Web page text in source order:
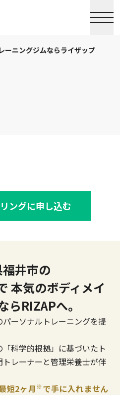
ーニングジムならライザップ
ングに申し込む
井市の
本気のボディメイ
らRIZAPへ。
ーソナルトレーニングを提
科学的根拠」に基づいたト
レーナーと管理栄養士が伴
短2ヶ月※で手に入れません